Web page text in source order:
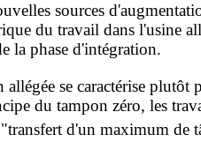
sources
du travail dans l'usine
la phase d'intégration.
se caractérise
du tampon zéro, les
d'un maximum de